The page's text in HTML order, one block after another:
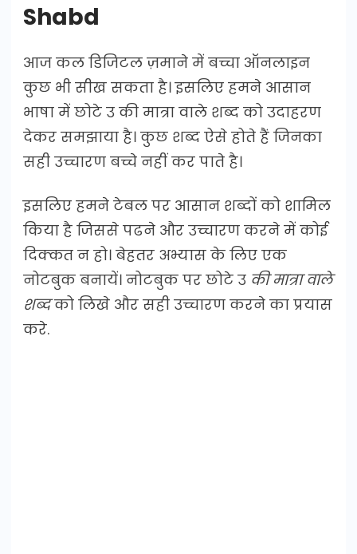
Shabd
आज कल डिजिटल ज़माने में बच्चा ऑनलाइन
कुछ भी सीख सकता है। इसलिए हमने आसान
भाषा में छोटे उ की मात्रा वाले शब्द को उदाहरण
देकर समझाया है। कुछ शब्द ऐसे होते हैं जिनका
सही उच्चारण बच्चे नहीं कर पाते है।
इसलिए हमने टेबल पर आसान शब्दों को शामिल
किया है जिससे पढने और उच्चारण करने में कोई
दिक्कत न हो। बेहतर अभ्यास के लिए एक
नोटबुक बनायें। नोटबुक पर छोटे उ की मात्रा वाले
शब्दको लिखे और सही उच्चारण करने का प्रयास
करे.